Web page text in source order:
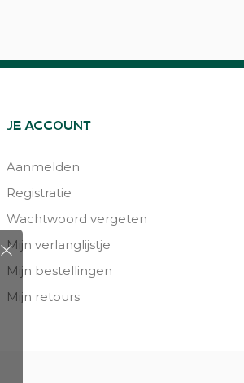
JE ACCOUNT
Aanmelden
Registratie
Wachtwoord vergeten
Mijn verlanglijstje
Mijn bestellingen
Mijn retours